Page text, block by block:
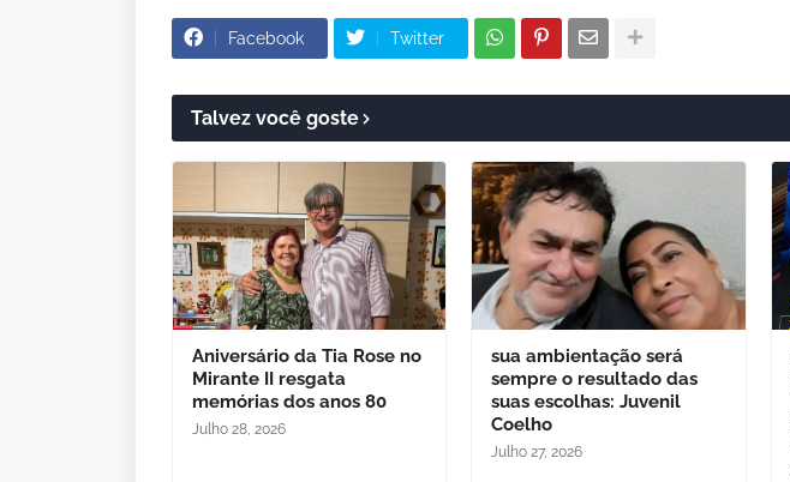
Facebook Twitter
Talvez você goste
Aniversário da Tia Rose no
Mirante II resgata
memórias dos anos 80
Julho 28, 2026
sua ambientação será
sempre o resultado das
suas escolhas: Juvenil
Coelho
Julho 27, 2026